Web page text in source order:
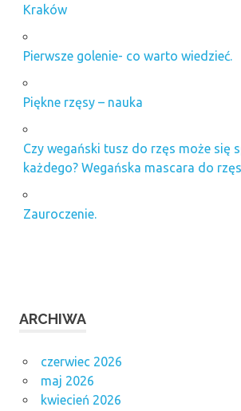
Kraków
Pierwsze golenie- co warto wiedzieć.
Piękne rzęsy – nauka
Czy wegański tusz do rzęs może się
każdego? Wegańska mascara do rzęs
Zauroczenie.
ARCHIWA
czerwiec 2026
maj 2026
kwiecień 2026